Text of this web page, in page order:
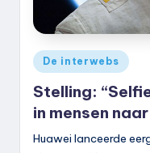
Geplaatst
in
De interwebs
Stelling:
in mensen
Huawei lanceerde